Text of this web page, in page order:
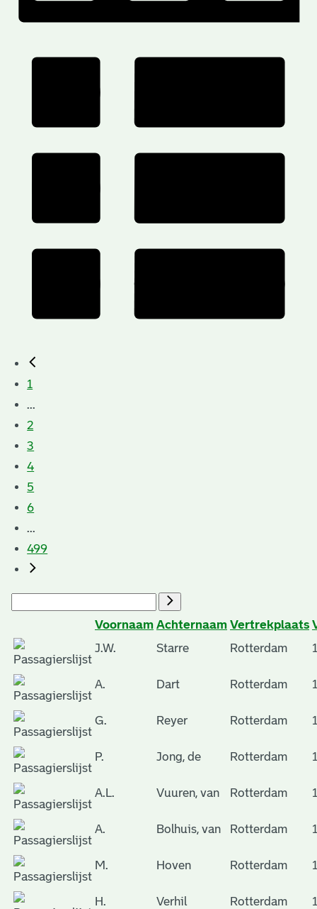
1
...
2
3
4
5
6
...
499
Voornaam Achternaam Vertrekplaats
J.W.
Starre Rotterdam
A. Dart Rotterdam
G. Reyer Rotterdam
P. Jong, de Rotterdam
A.L. Vuuren, van Rotterdam
A. Bolhuis, van Rotterdam
M. Hoven Rotterdam
H. Verhil Rotterdam